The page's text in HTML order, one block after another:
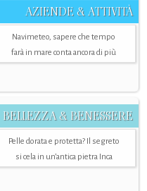
AZIENDE & ATTIVITÀ
Navimeteo, sapere che tempo
farà in mare conta ancora di più
BELLEZZA & BENESSERE
Pelle dorata e protetta? Il segreto
si cela in un’antica pietra Inca